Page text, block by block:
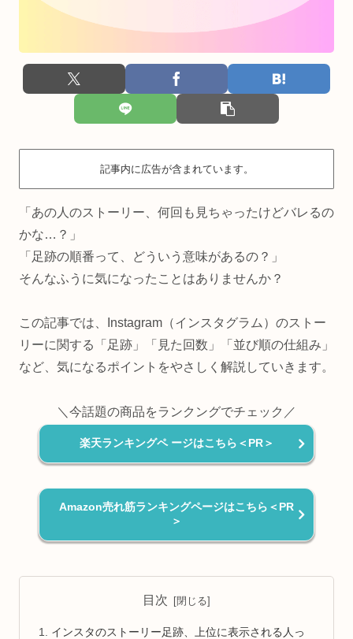
記事内に広告が含まれています。
「あの人のストーリー、何回も見ちゃったけどバレるの
かな…？」
「足跡の順番って、どういう意味があるの？」
そんなふうに気になったことはありませんか？
この記事では、Instagram（インスタグラム）のストー
リーに関する「足跡」「見た回数」「並び順の仕組み」
など、気になるポイントをやさしく解説していきます。
＼今話題の商品をランクングでチェック／
楽天ランキングペ ージはこちら＜PR＞
Amazon売れ筋ランキングページはこちら＜PR
＞
目次
インスタのストーリー足跡、上位に表示される人っ